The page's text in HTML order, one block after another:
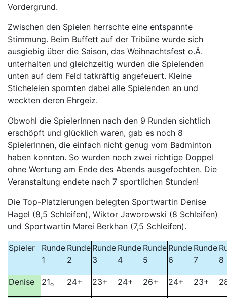
Vordergrund.
Zwischen den Spielen herrschte eine entspannte
Stimmung. Beim Buffett auf der Tribüne wurde sich
ausgiebig über die Saison, das Weihnachtsfest o.Ä.
unterhalten und gleichzeitig wurden die Spielenden
unten auf dem Feld tatkräftig angefeuert. Kleine
Sticheleien spornten dabei alle Spielenden an und
weckten deren Ehrgeiz.
Obwohl die SpielerInnen nach den 9 Runden sichtlich
erschöpft und glücklich waren, gab es noch 8
SpielerInnen, die einfach nicht genug vom Badminton
haben konnten. So wurden noch zwei richtige Doppel
ohne Wertung am Ende des Abends ausgefochten. Die
Veranstaltung endete nach 7 sportlichen Stunden!
Die Top-Platzierungen belegten Sportwartin Denise
Hagel (8,5 Schleifen), Wiktor Jaworowski (8 Schleifen)
und Sportwartin Marei Berkhan (7,5 Schleifen).
Spieler
Runde
1
Runde
2
Runde
3
Runde
4
Runde
5
Runde
6
Runde
7
8
Denise 21o 24+ 23+ 24+ 26+ 24+ 23+